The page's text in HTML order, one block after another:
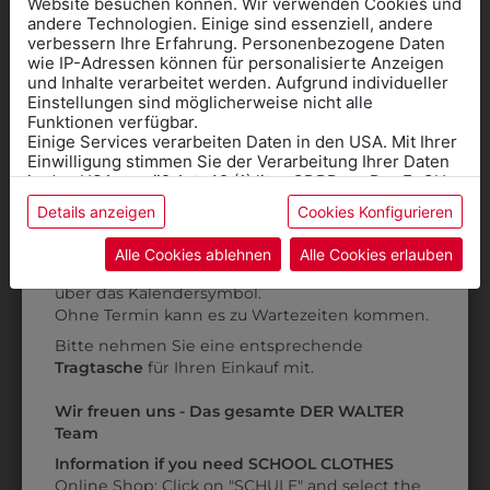
661500002
KOCHJACKE WEISS
€ 89,90
6KJ09T70095
KOCHJACKE SLIM
€ 79,90
ZULETZT ANGESEHEN
andere Technologien. Einige sind essenziell, andere
verbessern Ihre Erfahrung. Personenbezogene Daten
wie IP-Adressen können für personalisierte Anzeigen
und Inhalte verarbeitet werden. Aufgrund individueller
Einstellungen sind möglicherweise nicht alle
Funktionen verfügbar.
Einige Services verarbeiten Daten in den USA. Mit Ihrer
Einwilligung stimmen Sie der Verarbeitung Ihrer Daten
in den USA gemäß Art. 49 (1) lit. a GDPR zu. Der EuGH
stuft die USA als Land mit unzureichendem Datenschutz
ein, und es besteht das Risiko, dass US-Behörden
Daten ohne Klagemöglichkeit für Europäer überwachen.
Datenschutzerklärungbzw. im
Details anzeigen Cookies Konfigurieren
Alle Cookies ablehnen Alle Cookies erlauben
Informationen wenn Sie
Kleidung
für die SCHULE
benötigen
Online Shop: Klick auf SCHULE in der
Kategorie und die richtige Schule auswählen.
AnprobeVorort im Geschäft: Termin buchen
über das Kalendersymbol.
Ohne Termin kann es zu Wartezeiten kommen.
Bitte nehmen Sie eine entsprechende
Tragtasche für Ihren Einkauf mit.
Wir freuen uns - Das gesamte DER WALTER
Team
Information if you need SCHOOL CLOTHES
Online Shop: Click on "SCHULE" and select the